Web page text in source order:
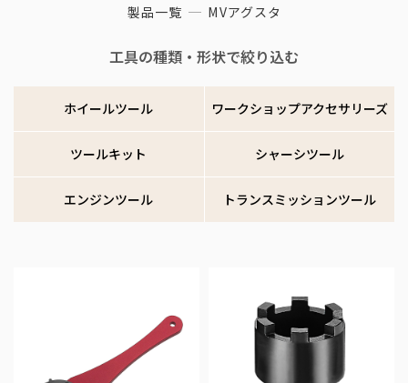
製品一覧 MVアグスタ
工具の種類・形状で絞り込む
ホイールツール ワークショップアクセサリーズ
ツールキット シャーシツール
エンジンツール トランスミッションツール